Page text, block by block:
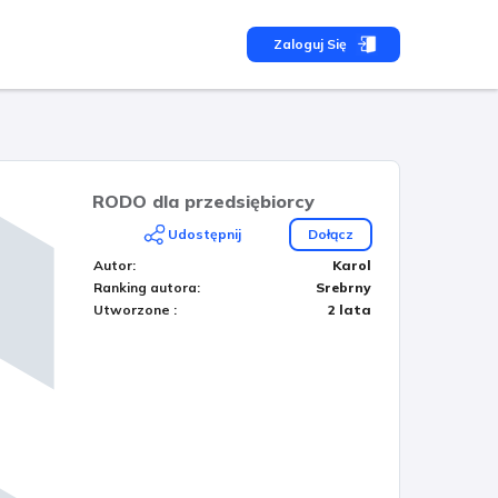
Zaloguj Się
RODO dla przedsiębiorcy
Udostępnij
Dołącz
Autor:
Karol
Ranking autora:
Srebrny
Utworzone : 2 lata